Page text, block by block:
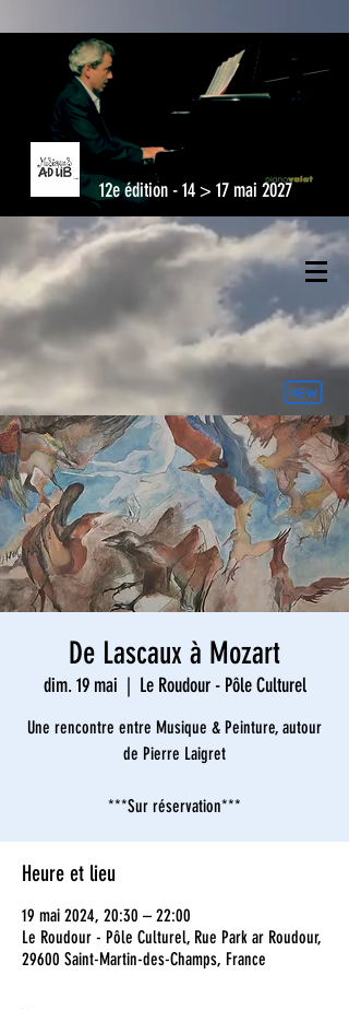
12e édition - 14 > 17 mai 2027
De Lascaux à Mozart
dim. 19 mai
  |
Le Roudour - Pôle Culturel
Une rencontre entre Musique & Peinture, autour
de Pierre Laigret
***Sur réservation***
Heure et lieu
19 mai 2024, 20:30 – 22:00
Le Roudour - Pôle Culturel, Rue Park ar Roudour,
29600 Saint-Martin-des-Champs, France